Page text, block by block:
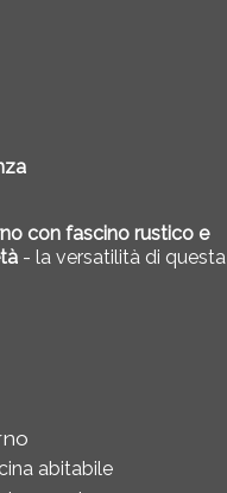
con fascino rustico e
- la versatilità di questa
abitabile